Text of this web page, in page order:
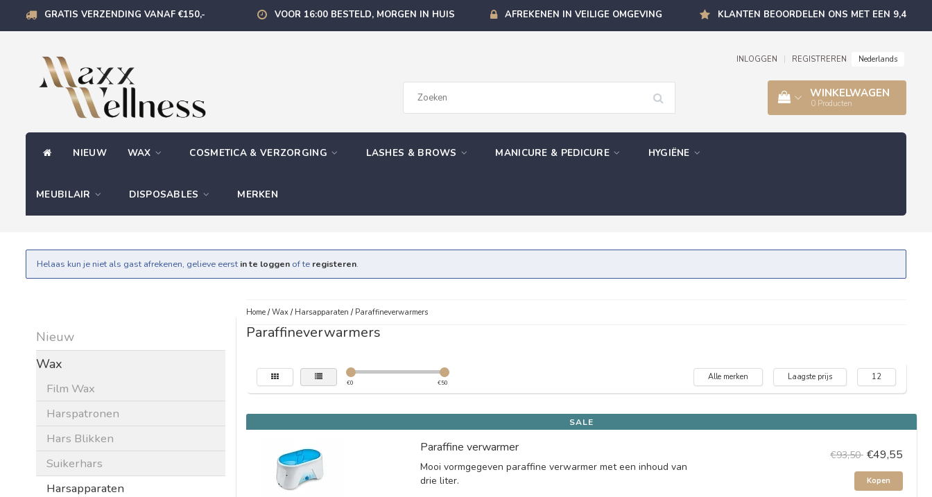
GRATIS VERZENDING VANAF €150,- VOOR 16:00 BESTELD, MORGEN IN HUIS AFREKENEN IN VEILIGE OMGEVING KLANTEN BEOORDELEN ONS MET EEN 9,4
INLOGGEN REGISTREREN Nederlands
WINKELWAGEN
0 Producten
NIEUW WAX COSMETICA & VERZORGING LASHES & BROWS MANICURE & PEDICURE HYGIËNE
MEUBILAIR DISPOSABLES MERKEN
Helaas kun je niet als gast afrekenen, gelieve eerst in te loggen of te registeren.
Nieuw
Wax
Film Wax
Harspatronen
Hars Blikken
Suikerhars
Harsapparaten
Home/Wax/ Harsapparaten / Paraffineverwarmers
Paraffineverwarmers
€0 €50
Alle merken Laagste prijs 12
SALE
Paraffine verwarmer
Mooi vormgegeven paraffine verwarmer met een inhoud van
drie liter.
€93,50 €49,55
Kopen